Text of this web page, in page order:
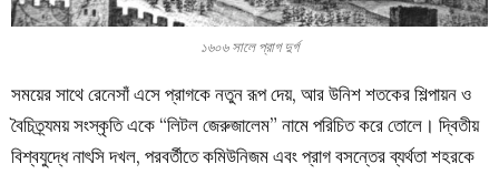
১৬০৬ সালে প্রাগ দুর্গ
সময়ের সাথে রেনেসাঁ এসে প্রাগকে নতুন রূপ দেয়, আর উনিশ শতকের শিল্পায়ন ও
বৈচিত্র্যময় সংস্কৃতি একে “লিটল জেরুজালেম” নামে পরিচিত করে তোলে। দ্বিতীয়
বিশ্বযুদ্ধে নাৎসি দখল, পরবর্তীতে কমিউনিজম এবং প্রাগ বসন্তের ব্যর্থতা শহরকে